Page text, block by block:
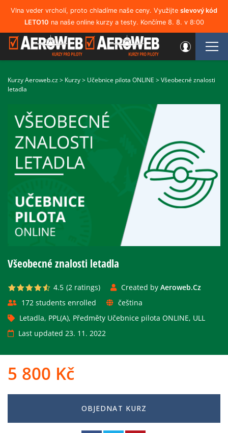
Vlna veder vrcholí, proto chladíme naše ceny. Využijte slevový kód
LETO10 na naše online kurzy a testy. Končíme 8. 8. v 8:00
Kurzy Aeroweb.cz> Kurzy> Učebnice pilota ONLINE >Všeobecné znalosti
letadla
Všeobecné znalosti letadla
4.5 (2 ratings) Created by Aeroweb.cz
172 students enrolled
čeština
Letadla, PPL(A), Předměty Učebnice pilota ONLINE, ULL
Last updated 23. 11. 2022
5 800 Kč
OBJEDNAT KURZ